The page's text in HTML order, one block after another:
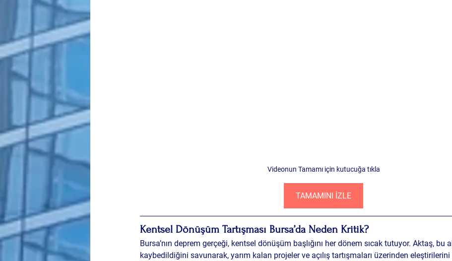
Videonun Tamamı için kutucuğa tıkla
TAMAMINI İZLE
Kentsel Dönüşüm Tartışması Bursa’da Neden Kritik?
Bursa’nın deprem gerçeği, kentsel dönüşüm başlığını her dönem sıcak tutuyor. Aktaş, bu
kaybedildiğini savunarak, yarım kalan projeler ve açılış tartışmaları üzerinden